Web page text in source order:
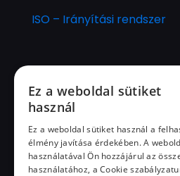
ISO – Irányítási rendszer
Több mint 28 éves
tapasztalat.
Ez a weboldal sütiket
használ
Ez a weboldal sütiket használ a
élmény javítása érdekében. A
használatával Ön hozzájárul az
használatához, a Cookie